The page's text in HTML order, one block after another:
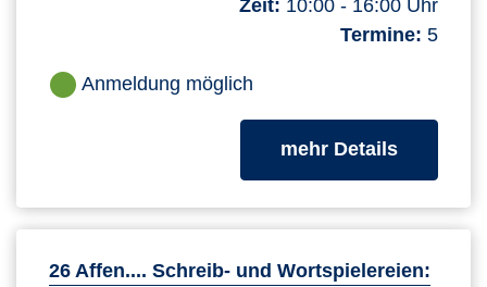
Zeit: 10:00 - 16:00 Uhr
Termine: 5
Anmeldung möglich
mehr Detailszum
26 Affen.... Schreib- und Wortspielereien: